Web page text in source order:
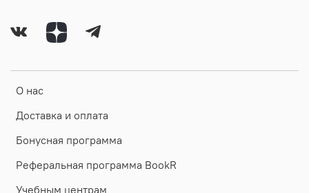
О нас
Доставка и оплата
Бонусная программа
Реферальная программа BookR
Учебным центрам